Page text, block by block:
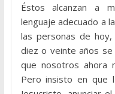
Éstos alcanzan a
lenguaje adecuado a
las personas de
diez o veinte años se
que nosotros ahora
Pero insisto en que